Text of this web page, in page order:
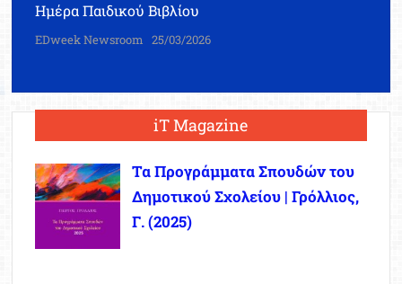
Ημέρα Παιδικού Βιβλίου
EDweek Newsroom 25/03/2026
iT Magazine
Τα Προγράμματα Σπουδών του
Δημοτικού Σχολείου | Γρόλλιος,
Γ. (2025)